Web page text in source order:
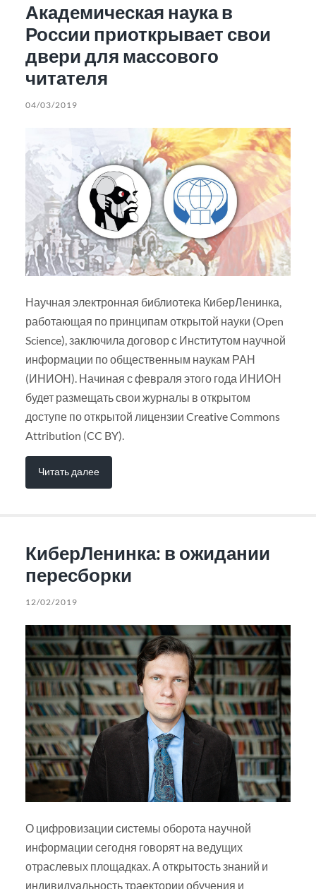
Академическая наука в
России приоткрывает свои
двери для массового
читателя
04/03/2019
Научная электронная библиотека КиберЛенинка,
работающая по принципам открытой науки (Open
Science), заключила договор с Институтом научной
информации по общественным наукам РАН
(ИНИОН). Начиная с февраля этого года ИНИОН
будет размещать свои журналы в открытом
доступе по открытой лицензии Creative Commons
Attribution (CC BY).
Читать далее
КиберЛенинка: в ожидании
пересборки
12/02/2019
О цифровизации системы оборота научной
информации сегодня говорят на ведущих
отраслевых площадках. А открытость знаний и
индивидуальность траектории обучения и